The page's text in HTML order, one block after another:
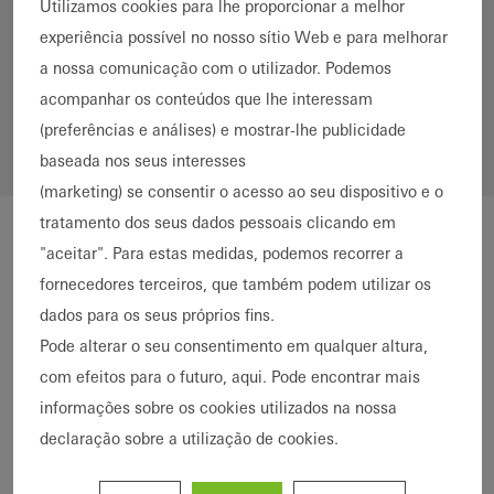
Aço
Países
Utilizamos cookies para lhe proporcionar a melhor
experiência possível no nosso sítio Web e para melhorar
a nossa comunicação com o utilizador. Podemos
acompanhar os conteúdos que lhe interessam
(preferências e análises) e mostrar-lhe publicidade
baseada nos seus interesses
(marketing) se consentir o acesso ao seu dispositivo e o
tratamento dos seus dados pessoais clicando em
"aceitar". Para estas medidas, podemos recorrer a
fornecedores terceiros, que também podem utilizar os
dados para os seus próprios fins.
Pode alterar o seu consentimento em qualquer altura,
com efeitos para o futuro, aqui. Pode encontrar mais
informações sobre os cookies utilizados na nossa
declaração sobre a utilização de cookies.